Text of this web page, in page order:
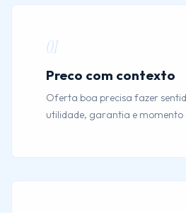
01
Preco com contexto
Oferta boa precisa fazer
utilidade, garantia e momento